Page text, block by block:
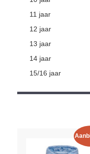
11 jaar
12 jaar
13 jaar
14 jaar
15/16 jaar